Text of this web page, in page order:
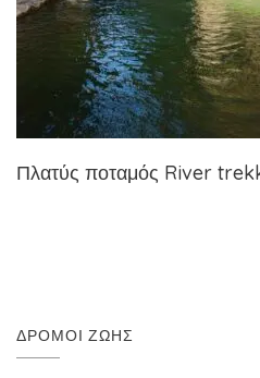
Πλατύς ποταμός River
ΔΡΌΜΟΙ ΖΩΉΣ